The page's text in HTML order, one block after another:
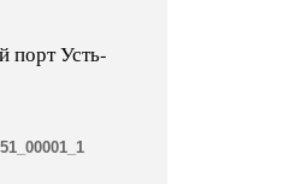
порт Усть-